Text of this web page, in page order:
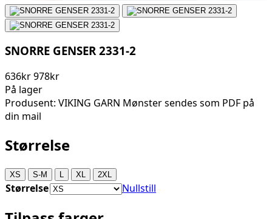
SNORRE GENSER 2331-2
636kr978kr
På lager
Produsent: VIKING GARN Mønster sendes som PDF på
din mail
Størrelse
XS S-M XL 2XL
Størrelse Nullstill